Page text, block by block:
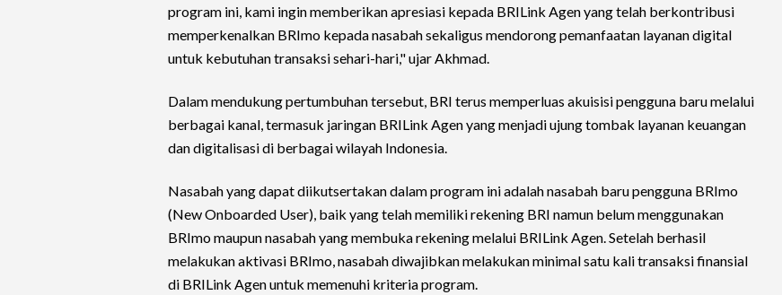
program ini, kami ingin memberikan apresiasi kepada BRILink Agen yang telah berkontribusi
memperkenalkan BRImo kepada nasabah sekaligus mendorong pemanfaatan layanan digital
untuk kebutuhan transaksi sehari-hari," ujar Akhmad.
Dalam mendukung pertumbuhan tersebut, BRI terus memperluas akuisisi pengguna baru melalui
berbagai kanal, termasuk jaringan BRILink Agen yang menjadi ujung tombak layanan keuangan
dan digitalisasi di berbagai wilayah Indonesia.
Nasabah yang dapat diikutsertakan dalam program ini adalah nasabah baru pengguna BRImo
(New Onboarded User), baik yang telah memiliki rekening BRI namun belum menggunakan
BRImo maupun nasabah yang membuka rekening melalui BRILink Agen. Setelah berhasil
melakukan aktivasi BRImo, nasabah diwajibkan melakukan minimal satu kali transaksi finansial
di BRILink Agen untuk memenuhi kriteria program.